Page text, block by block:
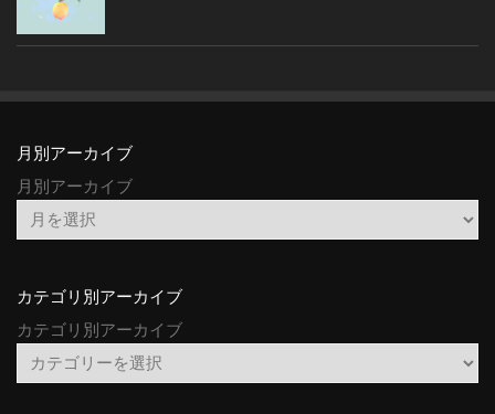
月別アーカイブ
月別アーカイブ
カテゴリ別アーカイブ
カテゴリ別アーカイブ